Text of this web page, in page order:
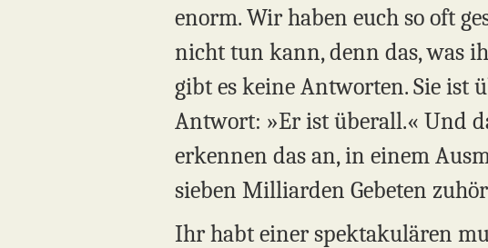
enorm. Wir haben euch so oft
nicht tun kann, denn das, was
gibt es keine Antworten. Sie ist
Antwort: »Er ist überall.« Und
erkennen das an, in einem
sieben Milliarden Gebeten
Ihr habt einer spektakulären